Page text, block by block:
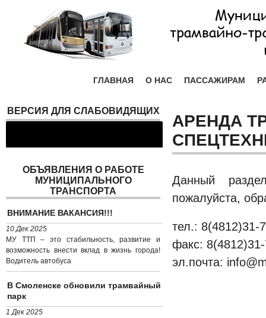
ГЛАВНАЯ О НАС ПАССАЖИРАМ
ВЕРСИЯ ДЛЯ СЛАБОВИДЯЩИХ
ОБЪЯВЛЕНИЯ О РАБОТЕ
МУНИЦИПАЛЬНОГО
ТРАНСПОРТА
ВНИМАНИЕ ВАКАНСИЯ!!!
10 Дек 2025
МУ ТТП – это стабильность, развитие и
возможность внести вклад в жизнь города!
Водитель автобуса
В Смоленске обновили трамвайный
парк
1 Дек 2025
АРЕНДА
Данный
пожалуйста,
тел.: 8(4812)31-
факс:
эл.почта: